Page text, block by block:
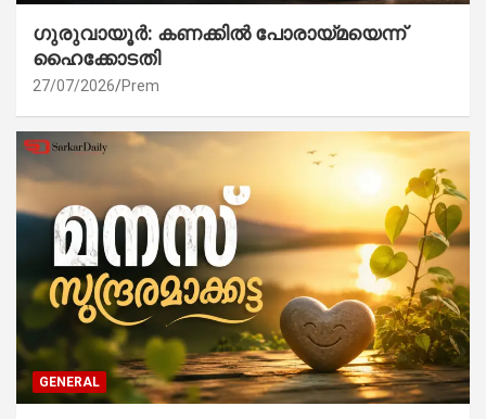
ഗുരുവായൂർ: കണക്കിൽ പോരായ്മയെന്ന്
ഹൈക്കോടതി
27/07/2026 Prem
GENERAL